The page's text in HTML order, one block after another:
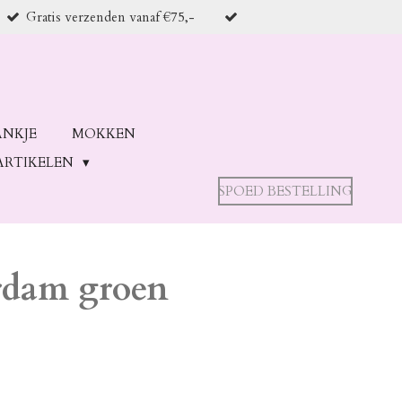
Gratis verzenden vanaf €75,-
MOKKEN
SPOED BESTELLING
groen